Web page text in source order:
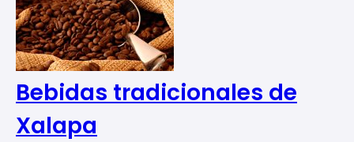
Bebidas tradicionales de
Xalapa